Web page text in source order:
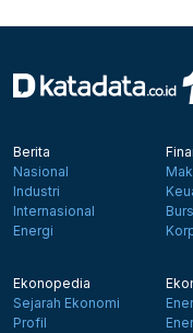
Berita
Nasional
Industri
Internasional
Energi
Ekonopedia
Sejarah Ekonomi
Profil